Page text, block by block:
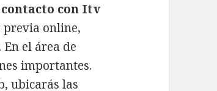
con Itv
previa online,
el área de
importantes.
ubicarás las